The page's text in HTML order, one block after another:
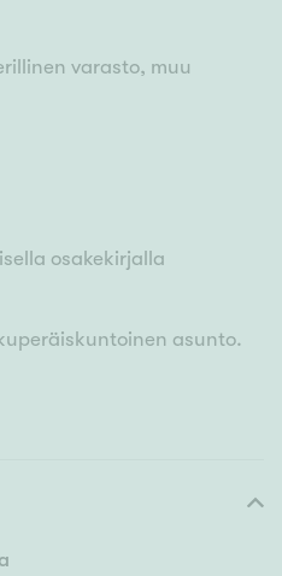
varasto, muu
osakekirjalla
asunto.